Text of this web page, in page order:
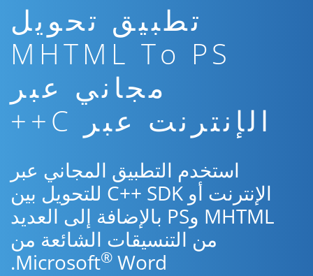
تطبيق تحويل
MHTML To PS
مجاني عبر
الإنترنت عبر C++
استخدم التطبيق المجاني عبر
الإنترنت أو C++ SDK للتحويل بين
MHTML وPS بالإضافة إلى العديد
من التنسيقات الشائعة من
Microsoft® Word.